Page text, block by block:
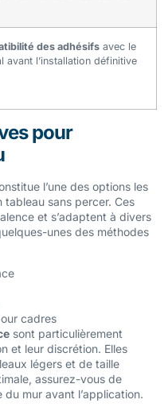
des adhésifs avec le
avant l’installation définitive
pour
l’une des options les
sans percer. Ces
et s’adaptent à divers
unes des méthodes
cadres
sont particulièrement
et leur discrétion. Elles
légers et de taille
assurez-vous de
mur avant l’application.